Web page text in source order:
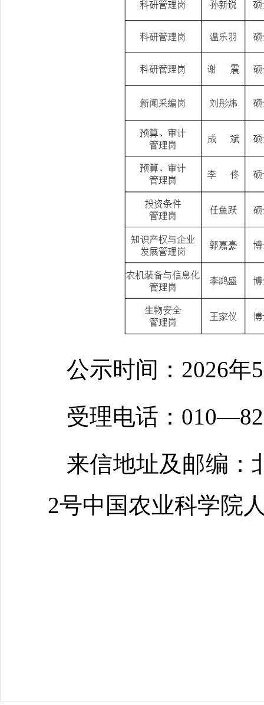
公示时间：2026
受理电话：
来信地址及邮编：
2号中国农业科学院